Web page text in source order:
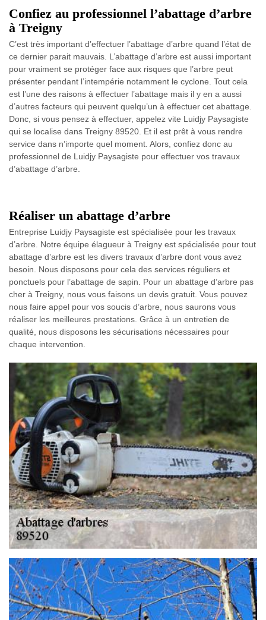
Confiez au professionnel l’abattage d’arbre
à Treigny
C’est très important d’effectuer l’abattage d’arbre quand l’état de
ce dernier parait mauvais. L’abattage d’arbre est aussi important
pour vraiment se protéger face aux risques que l’arbre peut
présenter pendant l’intempérie notamment le cyclone. Tout cela
est l’une des raisons à effectuer l’abattage mais il y en a aussi
d’autres facteurs qui peuvent quelqu’un à effectuer cet abattage.
Donc, si vous pensez à effectuer, appelez vite Luidjy Paysagiste
qui se localise dans Treigny 89520. Et il est prêt à vous rendre
service dans n’importe quel moment. Alors, confiez donc au
professionnel de Luidjy Paysagiste pour effectuer vos travaux
d’abattage d’arbre.
Réaliser un abattage d’arbre
Entreprise Luidjy Paysagiste est spécialisée pour les travaux
d’arbre. Notre équipe élagueur à Treigny est spécialisée pour tout
abattage d’arbre est les divers travaux d’arbre dont vous avez
besoin. Nous disposons pour cela des services réguliers et
ponctuels pour l’abattage de sapin. Pour un abattage d’arbre pas
cher à Treigny, nous vous faisons un devis gratuit. Vous pouvez
nous faire appel pour vos soucis d’arbre, nous saurons vous
réaliser les meilleures prestations. Grâce à un entretien de
qualité, nous disposons les sécurisations nécessaires pour
chaque intervention.